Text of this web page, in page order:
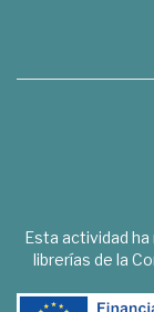
Esta actividad ha
librerías de la